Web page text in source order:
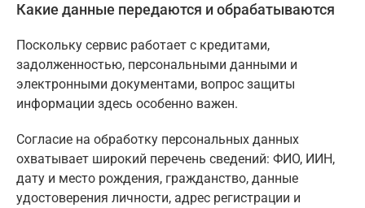
Какие данные передаются и обрабатываются
Поскольку сервис работает с кредитами,
задолженностью, персональными данными и
электронными документами, вопрос защиты
информации здесь особенно важен.
Согласие на обработку персональных данных
охватывает широкий перечень сведений: ФИО, ИИН,
дату и место рождения, гражданство, данные
удостоверения личности, адрес регистрации и